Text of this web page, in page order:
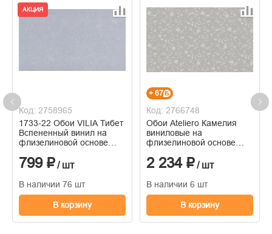
АКЦИЯ
Код: 2758965
1733-22 Обои VILIA Тибет
Вспененный винил на
флизелиновой основе
799 ₽/ шт
В наличии 76 шт
В корзину
+ 67
Код: 2766748
Обои Ateliero Камелия
виниловые на
флизелиновой основе
1,06м*10м
2 234 ₽/ шт
В наличии 6 шт
В корзину